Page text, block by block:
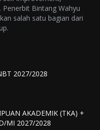
Bintang Wahyu
salah satu bagian dari
2027/2028
AKADEMIK (TKA) +
MI 2027/2028